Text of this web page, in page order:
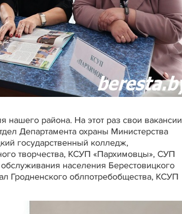
нашего района. На этот раз свои вакансии
Департамента охраны Министерства
государственный колледж,
творчества, КСУП «Пархимовцы», СУП
населения Берестовицкого
Гродненского облпотребобщества, КСУП